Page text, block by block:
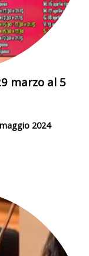
marzo al 5
2024